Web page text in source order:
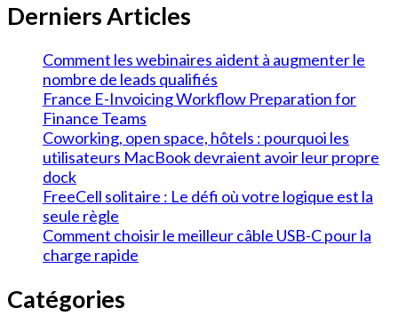
Derniers Articles
Comment les webinaires aident à augmenter le
nombre de leads qualifiés
France E-Invoicing Workflow Preparation for
Finance Teams
Coworking, open space, hôtels : pourquoi les
utilisateurs MacBook devraient avoir leur propre
dock
FreeCell solitaire : Le défi où votre logique est la
seule règle
Comment choisir le meilleur câble USB-C pour la
charge rapide
Catégories